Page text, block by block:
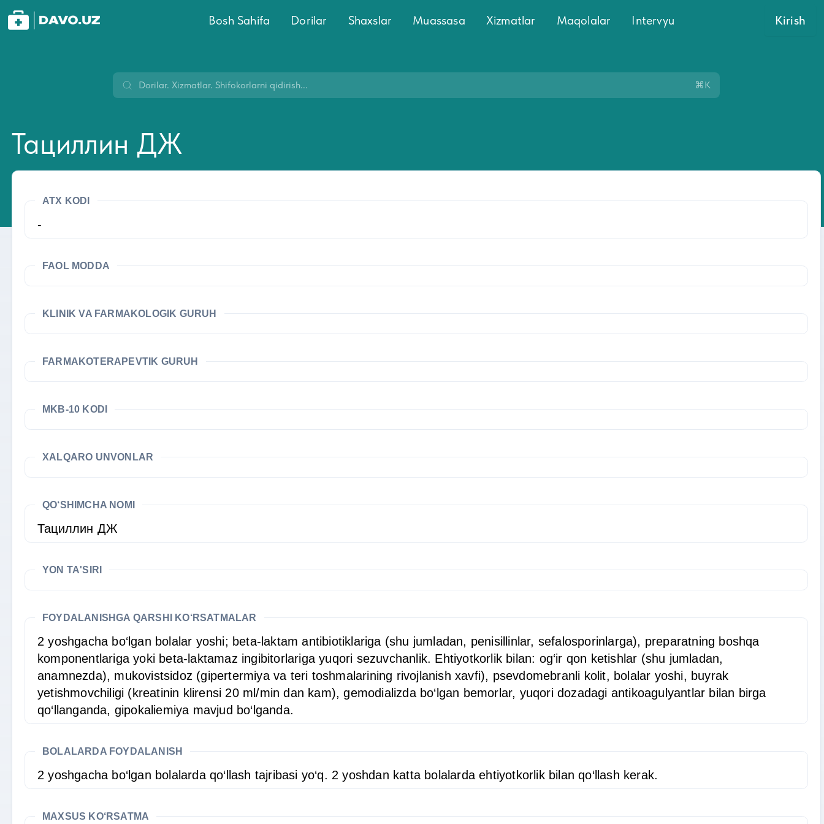
Bosh Sahifa Dorilar Shaxslar Muassasa Xizmatlar Maqolalar Intervyu Kirish
⌘K
Тациллин ДЖ
ATX KODI
-
FAOL MODDA
KLINIK VA FARMAKOLOGIK GURUH
FARMAKOTERAPEVTIK GURUH
MKB-10 KODI
XALQARO UNVONLAR
QO‘SHIMCHA NOMI
Тациллин ДЖ
YON TA'SIRI
FOYDALANISHGA QARSHI KO‘RSATMALAR
2 yoshgacha bo‘lgan bolalar yoshi; beta-laktam antibiotiklariga (shu jumladan, penisillinlar, sefalosporinlarga), preparatning boshqa
komponentlariga yoki beta-laktamaz ingibitorlariga yuqori sezuvchanlik. Ehtiyotkorlik bilan: og‘ir qon ketishlar (shu jumladan,
anamnezda), mukovistsidoz (gipertermiya va teri toshmalarining rivojlanish xavfi), psevdomebranli kolit, bolalar yoshi, buyrak
yetishmovchiligi (kreatinin klirensi 20 ml/min dan kam), gemodializda bo‘lgan bemorlar, yuqori dozadagi antikoagulyantlar bilan birga
qo‘llanganda, gipokaliemiya mavjud bo‘lganda.
BOLALARDA FOYDALANISH
2 yoshgacha bo‘lgan bolalarda qo‘llash tajribasi yo‘q. 2 yoshdan katta bolalarda ehtiyotkorlik bilan qo‘llash kerak.
MAXSUS KO‘RSATMA